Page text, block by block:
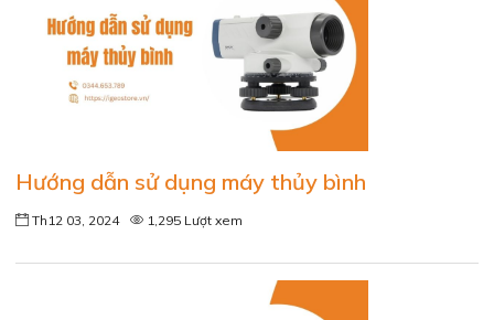
Hướng dẫn sử dụng máy thủy bình
Th12 03, 2024 1,295 Lượt xem